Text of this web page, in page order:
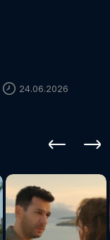
24.06.2026